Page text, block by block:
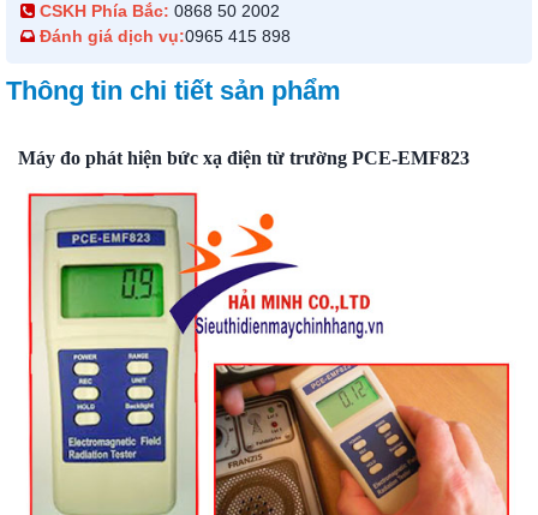
CSKH Phía Bắc: 0868 50 2002
Đánh giá dịch vụ:0965 415 898
Thông tin chi tiết sản phẩm
Máy đo phát hiện bức xạ điện từ trường PCE-EMF823